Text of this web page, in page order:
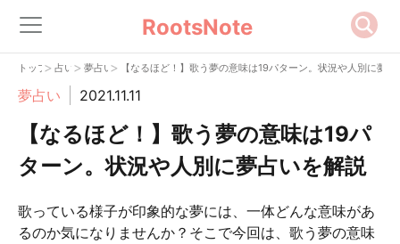
RootsNote
トップ> 占い> 夢占い> 【なるほど！】歌う夢の意味は19パターン。状況や人別に夢占
夢占い 2021.11.11
【なるほど！】歌う夢の意味は19パ
ターン。状況や人別に夢占いを解説
歌っている様子が印象的な夢には、一体どんな意味があ
るのか気になりませんか？そこで今回は、歌う夢の意味